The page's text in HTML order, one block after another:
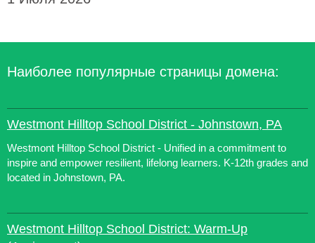
Наиболее популярные страницы домена:
Westmont Hilltop School District - Johnstown, PA
Westmont Hilltop School District - Unified in a commitment to
inspire and empower resilient, lifelong learners. K-12th grades and
located in Johnstown, PA.
Westmont Hilltop School District: Warm-Up